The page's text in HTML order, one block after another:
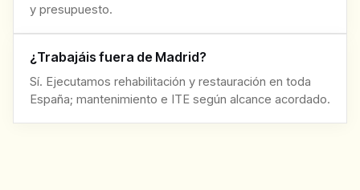
y presupuesto.
¿Trabajáis fuera de Madrid?
Sí. Ejecutamos rehabilitación y restauración en toda
España; mantenimiento e ITE según alcance acordado.